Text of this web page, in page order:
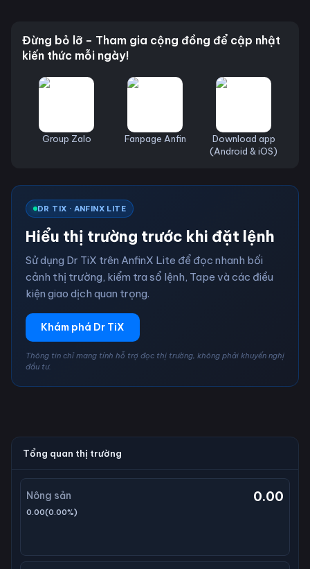
Đừng bỏ lỡ – Tham gia cộng đồng để cập nhật
kiến thức mỗi ngày!
Group Zalo Fanpage Anfin
Download app
(Android & iOS)
DR TIX · ANFINX LITE
Hiểu thị trường trước khi đặt lệnh
Sử dụng Dr TiX trên AnfinX Lite để đọc nhanh bối
cảnh thị trường, kiểm tra sổ lệnh, Tape và các điều
kiện giao dịch quan trọng.
Khám phá Dr TiX
Thông tin chỉ mang tính hỗ trợ đọc thị trường, không phải khuyến nghị
đầu tư.
Tổng quan thị trường
Nông sản 0.00
0.00(0.00%)